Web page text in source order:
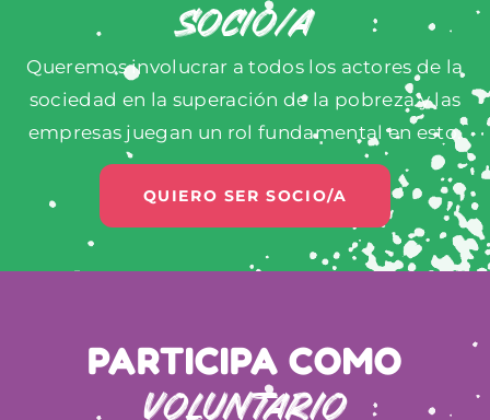
SOCIO/A
Queremos involucrar a todos los actores de la
sociedad en la superación de la pobreza y las
empresas juegan un rol fundamental en esto.
QUIERO SER SOCIO/A
PARTICIPA COMO
VOLUNTARIO